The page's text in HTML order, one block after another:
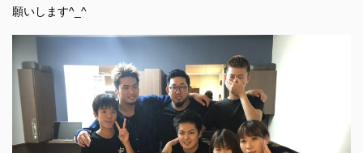
願いします^_^